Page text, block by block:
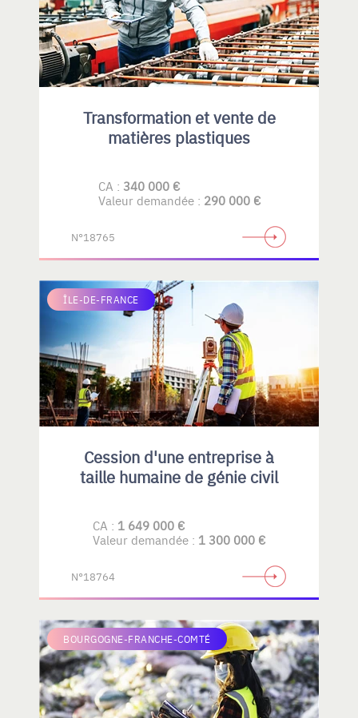
Transformation et vente de
matières plastiques
CA : 340 000 €
Valeur demandée : 290 000 €
N°18765
ÎLE-DE-FRANCE
Cession d'une entreprise à
taille humaine de génie civil
CA : 1 649 000 €
Valeur demandée : 1 300 000 €
N°18764
BOURGOGNE-FRANCHE-COMTÉ